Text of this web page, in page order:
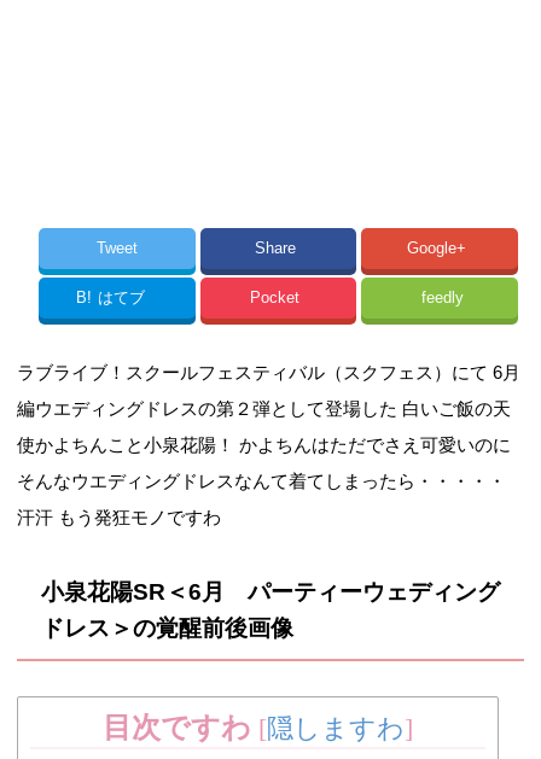
Tweet Share Google+
B! はてブ Pocket feedly
ラブライブ！スクールフェスティバル（スクフェス）にて 6月
編ウエディングドレスの第２弾として登場した 白いご飯の天
使かよちんこと小泉花陽！ かよちんはただでさえ可愛いのに
そんなウエディングドレスなんて着てしまったら・・・・・
汗汗 もう発狂モノですわ
小泉花陽SR＜6月 パーティーウェディング
ドレス＞の覚醒前後画像
目次ですわ [隠しますわ]